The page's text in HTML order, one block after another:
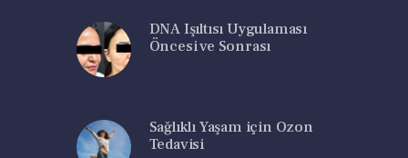
DNA Işıltısı Uygulaması
Öncesi ve Sonrası
Sağlıklı Yaşam için Ozon
Tedavisi